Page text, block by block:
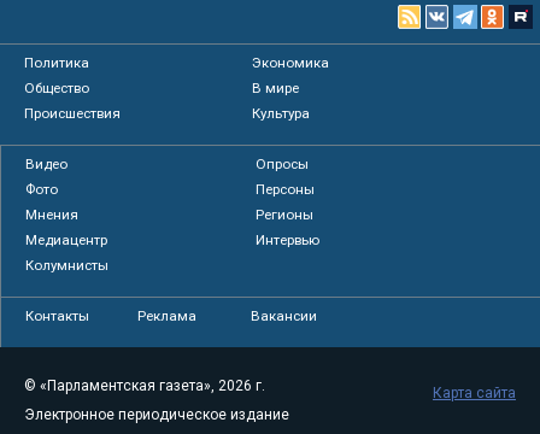
Политика
Экономика
Общество
В мире
Происшествия
Культура
Видео
Опросы
Фото
Персоны
Мнения
Регионы
Медиацентр
Интервью
Колумнисты
Контакты Реклама Вакансии
© «Парламентская газета», 2026 г.
Электронное периодическое издание
Карта сайта